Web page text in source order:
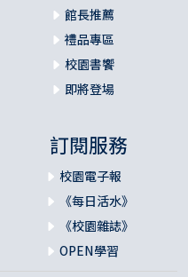
館長推薦
禮品專區
校園書饗
即將登場
訂閱服務
校園電子報
《每日活水》
《校園雜誌》
OPEN學習